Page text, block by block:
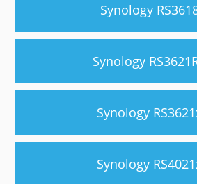
Synology
Synology
Synology
Synology